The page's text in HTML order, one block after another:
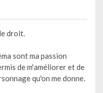
droit.
sont ma passion
de m'améliorer et de
qu'on me donne.